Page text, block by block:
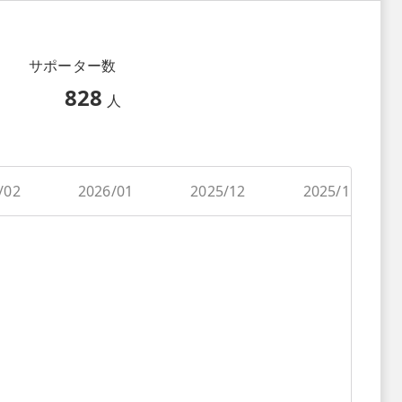
サポーター数
828 人
02 2026/01 2025/12 2025/11